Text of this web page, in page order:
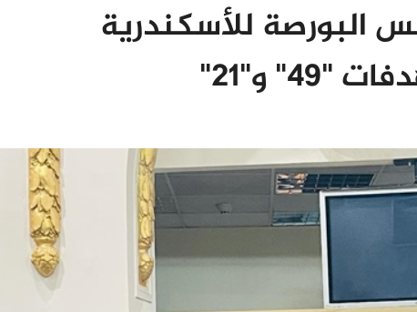
البورصة للأسكندرية
و"21"